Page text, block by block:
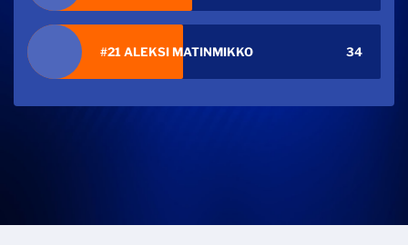
#21 ALEKSI MATINMIKKO 34